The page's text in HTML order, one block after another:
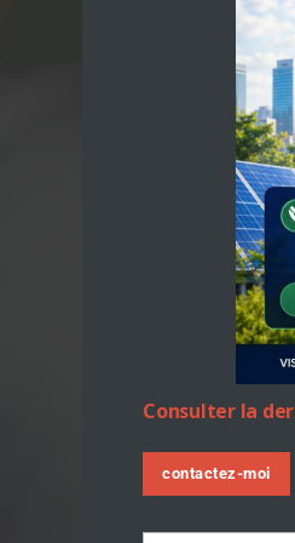
Consulter la
contactez-moi